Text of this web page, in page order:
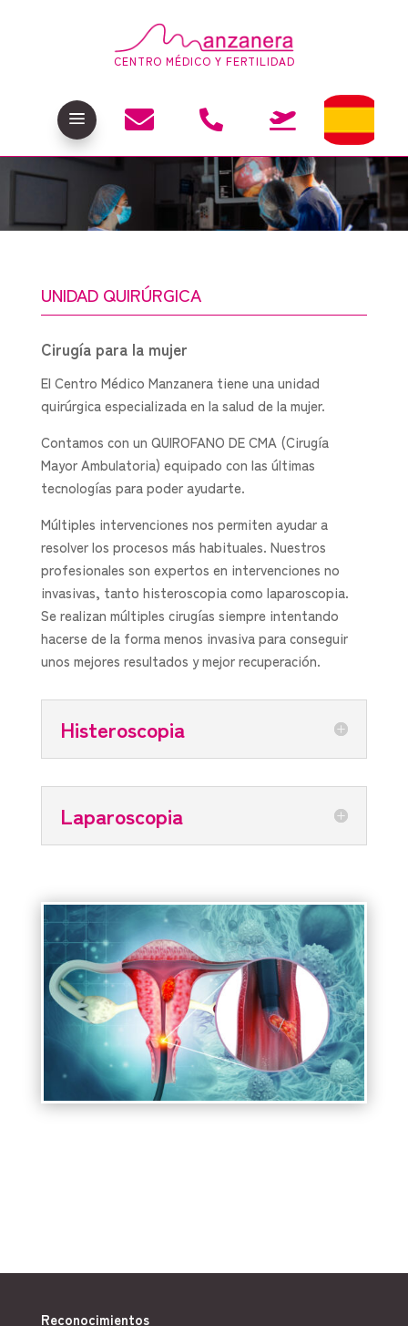
CENTRO MÉDICO Y FERTILIDAD
a   
UNIDAD QUIRÚRGICA
Cirugía para la mujer
El Centro Médico Manzanera tiene una unidad
quirúrgica especializada en la salud de la mujer.
Contamos con un QUIROFANO DE CMA (Cirugía
Mayor Ambulatoria) equipado con las últimas
tecnologías para poder ayudarte.
Múltiples intervenciones nos permiten ayudar a
resolver los procesos más habituales. Nuestros
profesionales son expertos en intervenciones no
invasivas, tanto histeroscopia como laparoscopia.
Se realizan múltiples cirugías siempre intentando
hacerse de la forma menos invasiva para conseguir
unos mejores resultados y mejor recuperación.
Histeroscopia
Laparoscopia
Reconocimientos